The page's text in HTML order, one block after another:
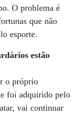
O problema é
que não
esporte.
estão
o próprio
foi adquirido pelo
vai continuar